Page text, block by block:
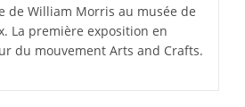
de William Morris au musée de
La première exposition en
du mouvement Arts and Crafts.